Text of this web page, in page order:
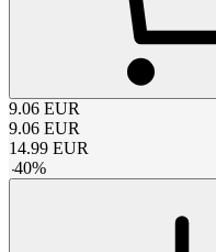
9.06 EUR
9.06 EUR
14.99 EUR
-40%